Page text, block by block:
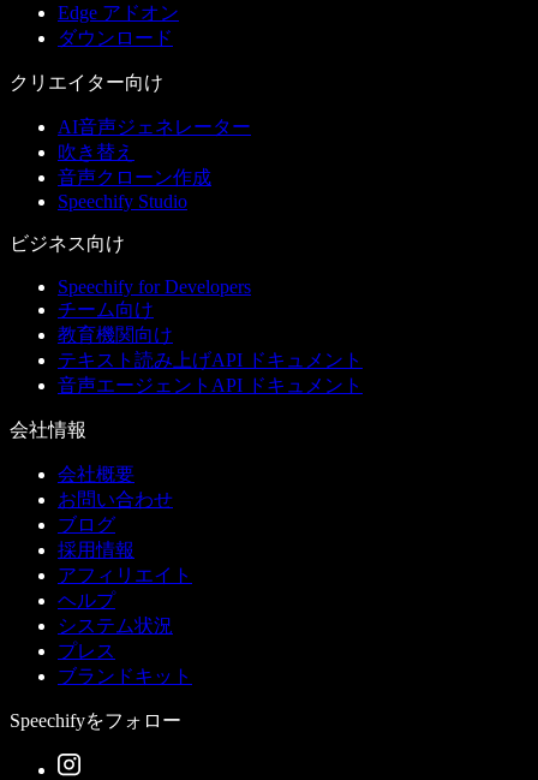
Edge アドオン
ダウンロード
クリエイター向け
AI音声ジェネレーター
吹き替え
音声クローン作成
Speechify Studio
ビジネス向け
Speechify for Developers
チーム向け
教育機関向け
テキスト読み上げAPI ドキュメント
音声エージェントAPI ドキュメント
会社情報
会社概要
お問い合わせ
ブログ
採用情報
アフィリエイト
ヘルプ
システム状況
プレス
ブランドキット
Speechifyをフォロー